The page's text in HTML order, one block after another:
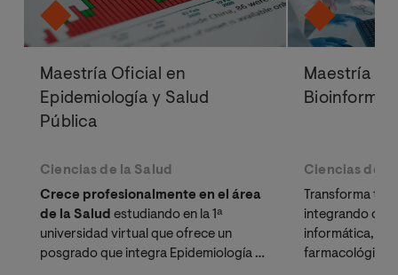
Maestría Oficial en
Epidemiología y Salud
Pública
Ciencias de la Salud
Crece profesionalmente en el área
de la Salud estudiando en la 1ª
universidad virtual que ofrece un
posgrado que integra Epidemiología y
Maestría
Ciencias de
Transforma tu
integrando
informática,